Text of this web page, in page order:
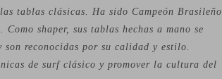
tablas clásicas. Ha sido Campeón Brasileño
shaper, sus tablas hechas a mano se
reconocidas por su calidad y estilo.
de surf clásico y promover la cultura del